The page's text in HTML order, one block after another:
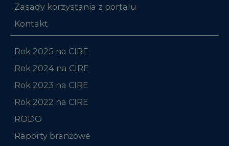
Zasady korzystania z portalu
Kontakt
Rok 2025 na CIRE
Rok 2024 na CIRE
Rok 2023 na CIRE
Rok 2022 na CIRE
RODO
Raporty branżowe